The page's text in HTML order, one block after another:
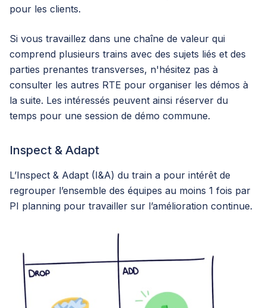
pour les clients.
Si vous travaillez dans une chaîne de valeur qui
comprend plusieurs trains avec des sujets liés et des
parties prenantes transverses, n'hésitez pas à
consulter les autres RTE pour organiser les démos à
la suite. Les intéressés peuvent ainsi réserver du
temps pour une session de démo commune.
Inspect & Adapt
L’Inspect & Adapt (I&A) du train a pour intérêt de
regrouper l’ensemble des équipes au moins 1 fois par
PI planning pour travailler sur l’amélioration continue.